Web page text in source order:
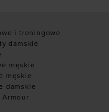
i treningowe
damskie
męskie
męskie
damskie
Armour